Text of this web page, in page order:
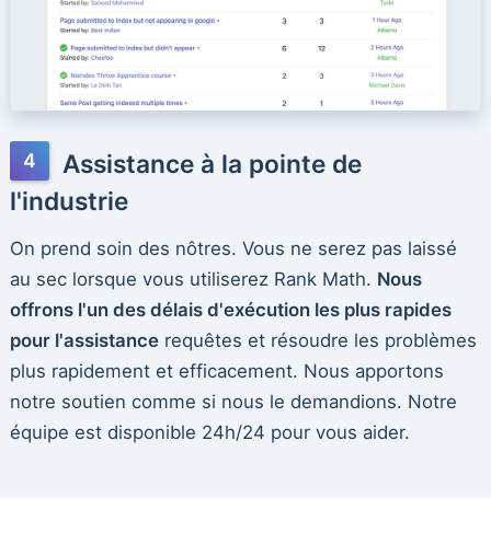
Assistance à la pointe de
l'industrie
On prend soin des nôtres. Vous ne serez pas laissé
au sec lorsque vous utiliserez Rank Math. Nous
offrons l'un des délais d'exécution les plus rapides
pour l'assistancerequêtes et résoudre les problèmes
plus rapidement et efficacement. Nous apportons
notre soutien comme si nous le demandions. Notre
équipe est disponible 24h/24 pour vous aider.